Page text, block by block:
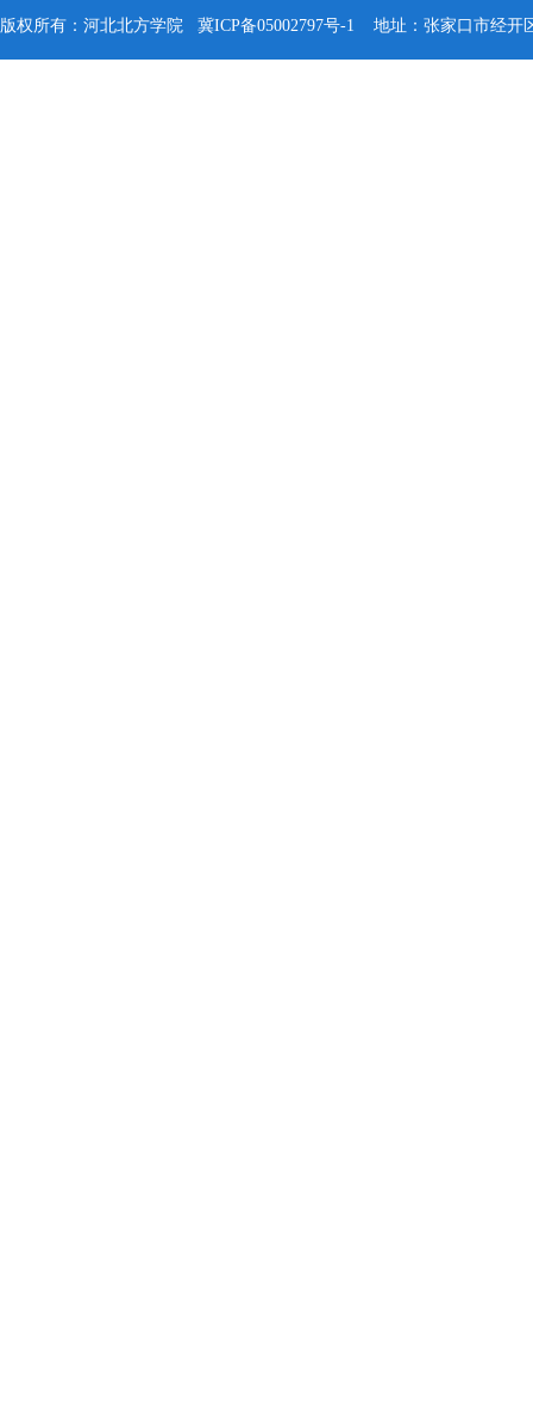
版权所有：河北北方学院 冀ICP备05002797号-1 地址：张家口市经开